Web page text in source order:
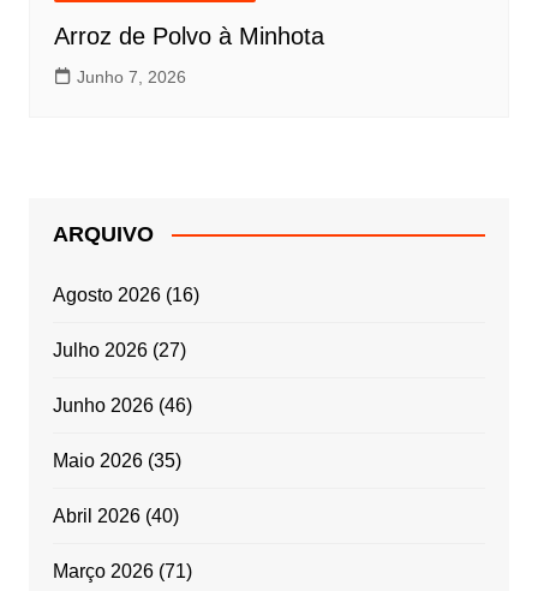
Arroz de Polvo à Minhota
Junho 7, 2026
ARQUIVO
Agosto 2026(16)
Julho 2026(27)
Junho 2026(46)
Maio 2026(35)
Abril 2026(40)
Março 2026(71)